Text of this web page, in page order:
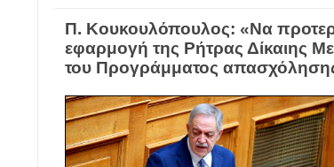
Π. Κουκουλόπουλος: «Να
εφαρμογή της Ρήτρας Δίκαιης
του Προγράμματος